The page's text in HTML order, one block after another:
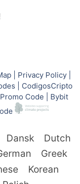
| Privacy Policy|
CodigosCripto
Code
Bybit
Dansk
Dutch
Greek
Korean